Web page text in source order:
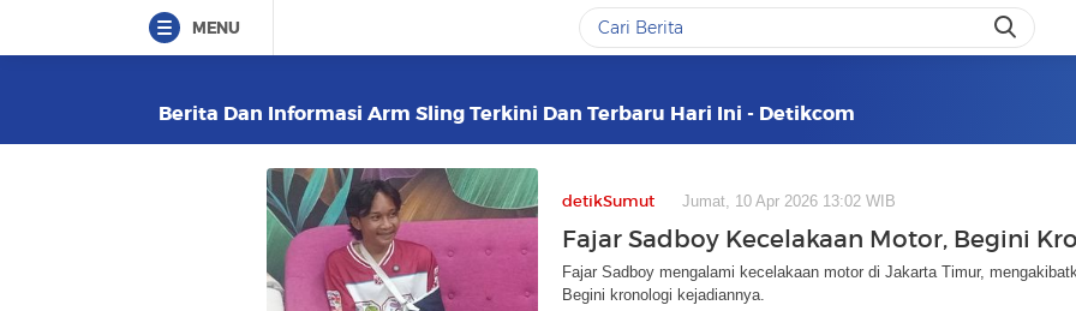
MENU
Berita Dan Informasi Arm Sling Terkini Dan Terbaru Hari Ini - Detikcom
detikSumut Jumat, 10 Apr 2026 13:02 WIB
Fajar Sadboy Kecelakaan Motor, Begini
Fajar Sadboy mengalami kecelakaan motor di Jakarta Timur,
Begini kronologi kejadiannya.